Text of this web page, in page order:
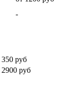
-
350 руб
2900 руб